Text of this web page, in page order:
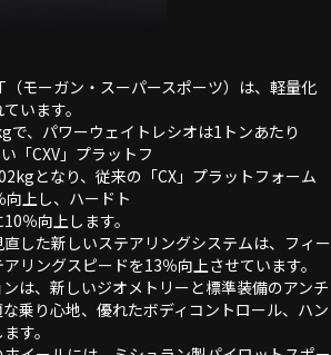
（モーガン・スーパースポーツ）は、軽量化
います。
で、パワーウェイトレシオは1トンあたり
「CXV」プラットフ
となり、従来の「CX」プラットフォーム
上し、ハードト
％向上します。
した新しいステアリングシステムは、フィー
リングスピードを13％向上させています。
は、新しいジオメトリーと標準装備のアンチ
乗り心地、優れたボディコントロール、ハン
す。